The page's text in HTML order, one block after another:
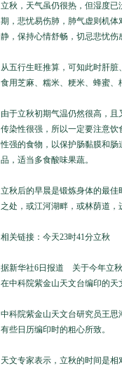
立秋，天气虽仍很热，但湿度
期，悲忧易伤肺，肺气虚则机
静，保持心情舒畅，切忌悲忧
从五行生旺推算，可知此时肝
食用芝麻、糯米、粳米、蜂蜜
由于立秋初期气温仍然很高，
传染性很强，所以一定要注意
性强的食物，以保护肠黏膜和
品，适当多食酸味果蔬。
立秋后的早晨是锻炼身体的最
之处，或江河湖畔，或林荫道
相关链接：今天23时41分立秋
据新华社6日报道 关于今年立
在中科院紫金山天文台编印的
中科院紫金山天文台研究员王
有些日历编印时的粗心所致。
天文专家表示，立秋的时间是